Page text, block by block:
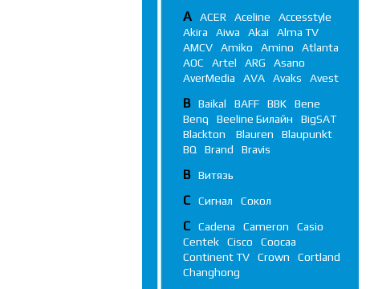
A ACER Aceline
Accesstyle
Akira
Aiwa Akai
Alma TV
AMCV
Amiko Amino
Atlanta
AOC
Artel ARG
Asano
AverMedia
AVA Avaks Avest
B Baikal BAFF BBK
Bene
Benq
Beeline Билайн
BigSAT
Blackton
Blauren
Blaupunkt
BQ
Brand Bravis
В Витязь
С Сигнал Сокол
C Cadena Cameron
Casio
Centek
Cisco
Coocaa
Continent TV
Crown
Cortland
Changhong